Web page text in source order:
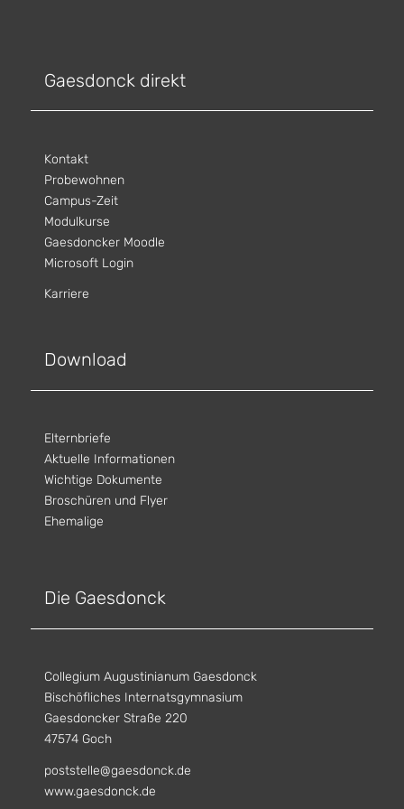
Gaesdonck direkt
Kontakt
Probewohnen
Campus-Zeit
Modulkurse
Gaesdoncker Moodle
Microsoft Login
Karriere
Download
Elternbriefe
Aktuelle Informationen
Wichtige Dokumente
Broschüren und Flyer
Ehemalige
Die Gaesdonck
Collegium Augustinianum Gaesdonck
Bischöfliches Internatsgymnasium
Gaesdoncker Straße 220
47574 Goch
poststelle@gaesdonck.de
www.gaesdonck.de